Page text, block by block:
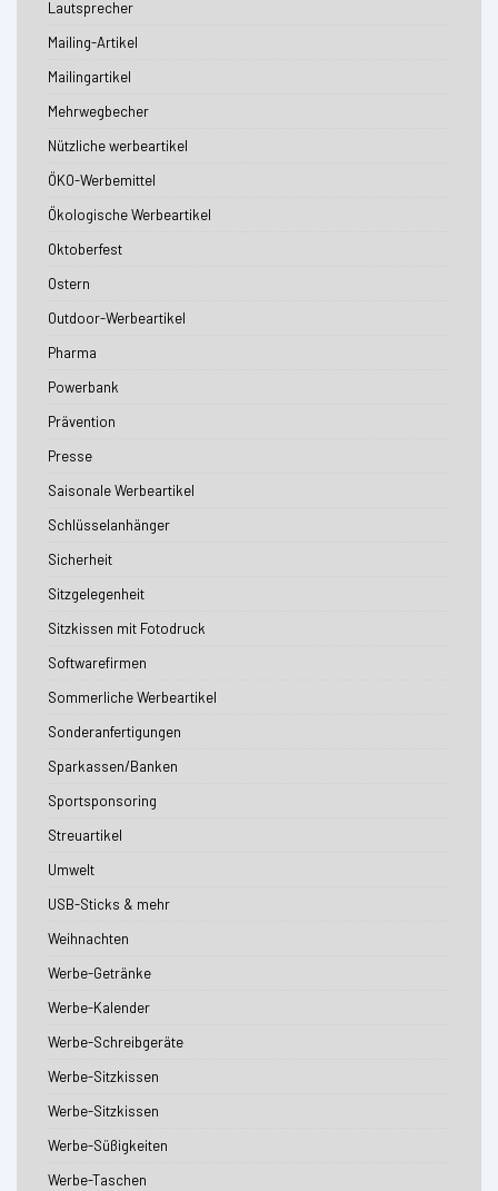
Lautsprecher
Mailing-Artikel
Mailingartikel
Mehrwegbecher
Nützliche werbeartikel
ÖKO-Werbemittel
Ökologische Werbeartikel
Oktoberfest
Ostern
Outdoor-Werbeartikel
Pharma
Powerbank
Prävention
Presse
Saisonale Werbeartikel
Schlüsselanhänger
Sicherheit
Sitzgelegenheit
Sitzkissen mit Fotodruck
Softwarefirmen
Sommerliche Werbeartikel
Sonderanfertigungen
Sparkassen/Banken
Sportsponsoring
Streuartikel
Umwelt
USB-Sticks & mehr
Weihnachten
Werbe-Getränke
Werbe-Kalender
Werbe-Schreibgeräte
Werbe-Sitzkissen
Werbe-Sitzkissen
Werbe-Süßigkeiten
Werbe-Taschen